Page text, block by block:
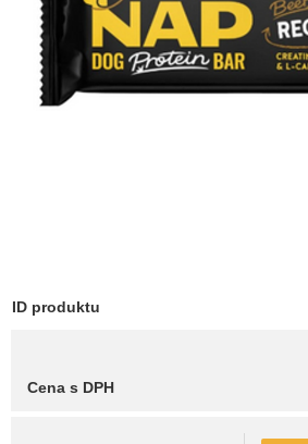
ID produktu
Cena s DPH